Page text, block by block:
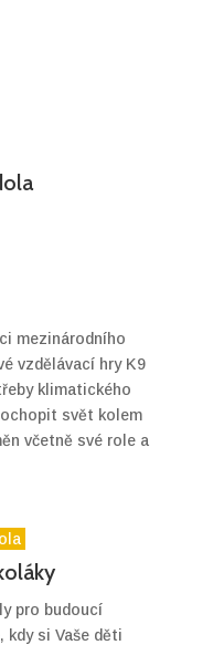
mezinárodního
vzdělávací hry K9
klimatického
svět kolem
včetně své role a
pro budoucí
kdy si Vaše děti